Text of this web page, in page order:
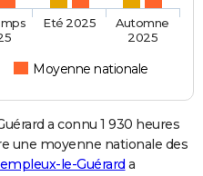
Moyenne nationale
Eté 2025
Automne
2025
a connu 1 930 heures
une moyenne nationale des
le-Guérard a